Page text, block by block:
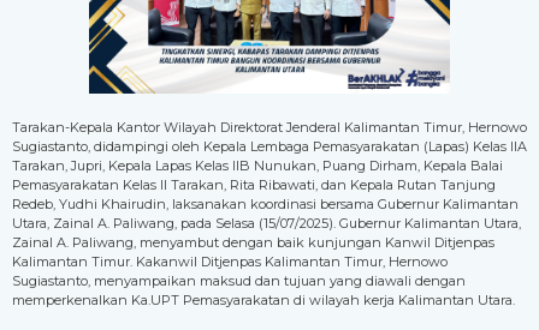
Tarakan-Kepala Kantor Wilayah Direktorat Jenderal Kalimantan Timur, Hernowo
Sugiastanto, didampingi oleh Kepala Lembaga Pemasyarakatan (Lapas) Kelas IIA
Tarakan, Jupri, Kepala Lapas Kelas IIB Nunukan, Puang Dirham, Kepala Balai
Pemasyarakatan Kelas II Tarakan, Rita Ribawati, dan Kepala Rutan Tanjung
Redeb, Yudhi Khairudin, laksanakan koordinasi bersama Gubernur Kalimantan
Utara, Zainal A. Paliwang, pada Selasa (15/07/2025). Gubernur Kalimantan Utara,
Zainal A. Paliwang, menyambut dengan baik kunjungan Kanwil Ditjenpas
Kalimantan Timur. Kakanwil Ditjenpas Kalimantan Timur, Hernowo
Sugiastanto, menyampaikan maksud dan tujuan yang diawali dengan
memperkenalkan Ka.UPT Pemasyarakatan di wilayah kerja Kalimantan Utara.